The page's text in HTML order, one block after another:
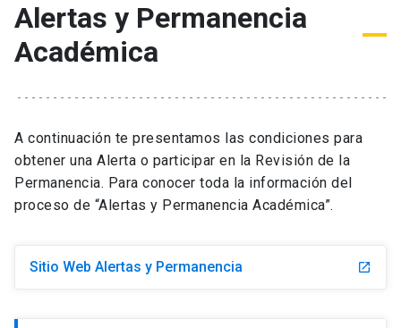
Alertas y Permanencia
Académica
A continuación te presentamos las condiciones para
obtener una Alerta o participar en la Revisión de la
Permanencia. Para conocer toda la información del
proceso de “Alertas y Permanencia Académica”.
Sitio Web Alertas y Permanencia launch